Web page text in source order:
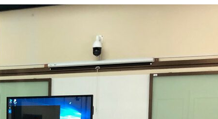
Berita Event
Di Bandung Di Asia Afrika
Untuk Dunia Tanpa
Zionisme dan
April 20, 2026 Admin